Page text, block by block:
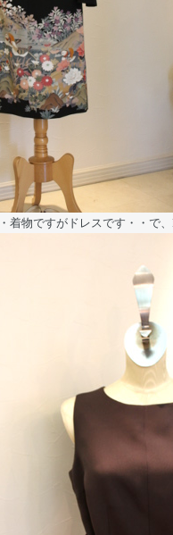
着物ですがドレスです・・で